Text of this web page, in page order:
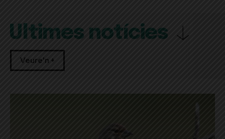
Últimes notícies
Veure'n +